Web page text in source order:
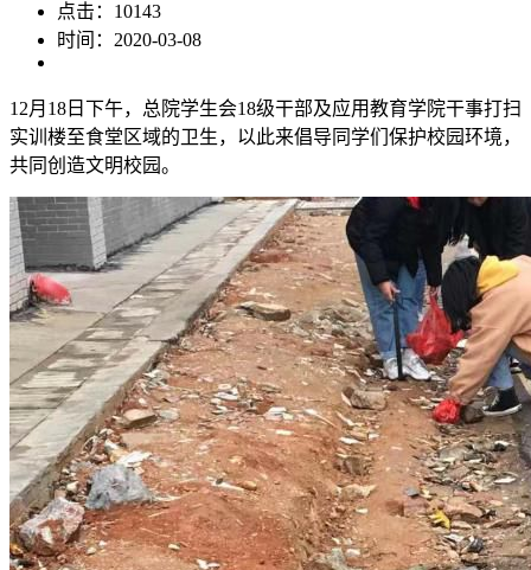
点击： 10143
时间：2020-03-08
12月18日下午，总院学生会18级干部及应用教育学院干事打扫
实训楼至食堂区域的卫生，以此来倡导同学们保护校园环境，
共同创造文明校园。